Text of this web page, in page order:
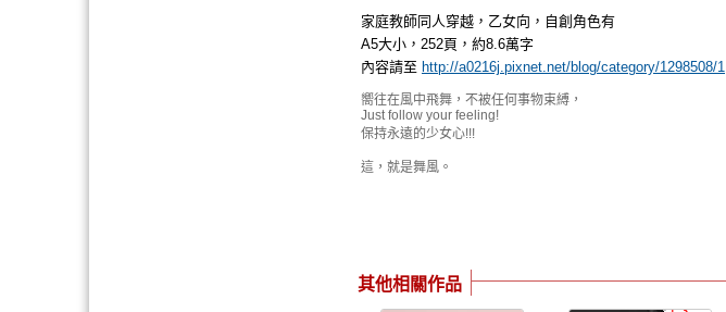
家庭教師同人穿越，乙女向，自創角色有
A5大小，252頁，約8.6萬字
內容請至 http://a0216j.pixnet.net/blog/category/1298508/1
嚮往在風中飛舞，不被任何事物束縛，
Just follow your feeling!
保持永遠的少女心!!!
這，就是舞風。
其他相關作品